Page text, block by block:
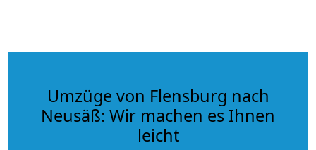
Umzüge von Flensburg nach
Neusäß: Wir machen es Ihnen
leicht